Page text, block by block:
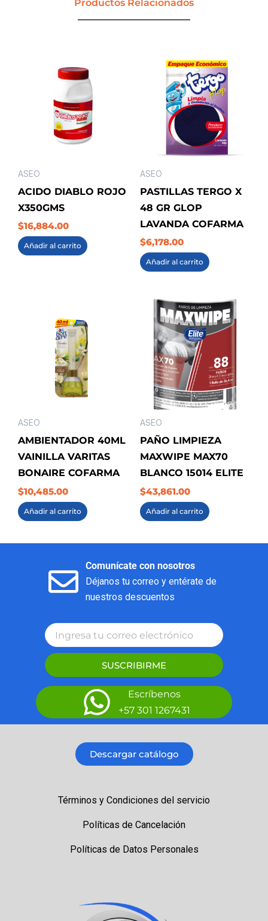
DESNF00038Productos Relacionados
ASEO
ACIDO DIABLO ROJO
X350GMS
$16,884.00
Añadir al carrito
ASEO
PASTILLAS TERGO X
48 GR GLOP
LAVANDA COFARMA
$6,178.00
Añadir al carrito
ASEO
AMBIENTADOR 40ML
VAINILLA VARITAS
BONAIRE COFARMA
$10,485.00
Añadir al carrito
ASEO
PAÑO LIMPIEZA
MAXWIPE MAX70
BLANCO 15014 ELITE
$43,861.00
Añadir al carrito
Comunícate con nosotros
Déjanos tu correo y entérate de
nuestros descuentos
SUSCRIBIRME
Escríbenos
+57 301 1267431
Descargar catálogo
Términos y Condiciones del servicio
Políticas de Cancelación
Políticas de Datos Personales